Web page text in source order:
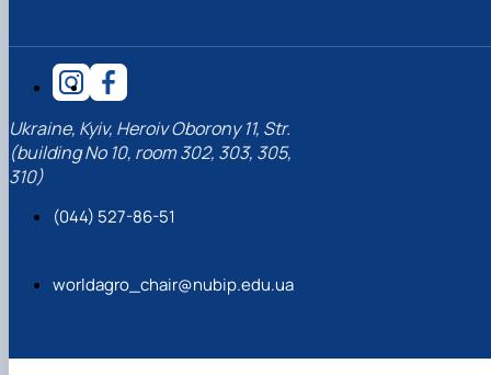
Ukraine, Kyiv, Heroiv Oborony 11, Str.
(building No 10, room 302, 303, 305,
310)
(044) 527-86-51
worldagro_chair@nubip.edu.ua